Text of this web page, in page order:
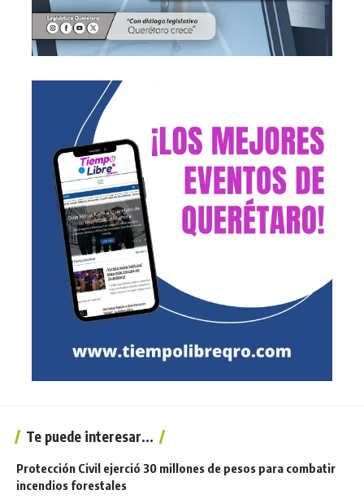
Te puede interesar...
Protección Civil ejerció 30 millones de pesos para combatir
incendios forestales